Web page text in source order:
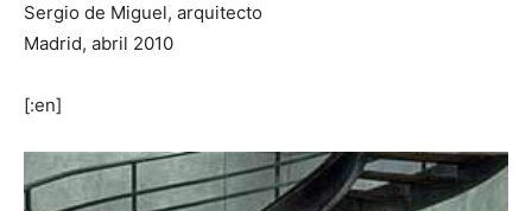
Sergio de Miguel, arquitecto
Madrid, abril 2010
[:en]